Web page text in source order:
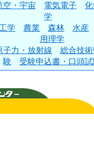
空・宇宙 電気電子
学
学 農業 森林
水産
用理学
子力・放射線
総合技
験
受験申込書・口頭